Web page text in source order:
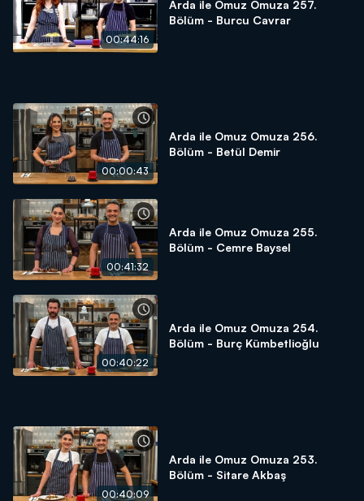
00:44:16
Arda ile Omuz Omuza 257.
Bölüm - Burcu Cavrar
00:00:43
Arda ile Omuz Omuza 256.
Bölüm - Betül Demir
00:41:32
Arda ile Omuz Omuza 255.
Bölüm - Cemre Baysel
00:40:22
Arda ile Omuz Omuza 254.
Bölüm - Burç Kümbetlioğlu
00:40:09
Arda ile Omuz Omuza 253.
Bölüm - Sitare Akbaş